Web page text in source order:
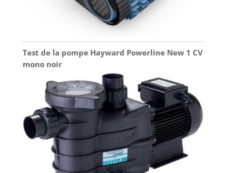
Test de la pompe Hayward Powerline New 1 CV
mono noir